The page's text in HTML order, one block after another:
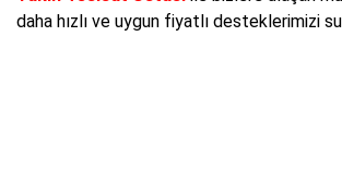
daha hızlı ve uygun fiyatlı desteklerimizi